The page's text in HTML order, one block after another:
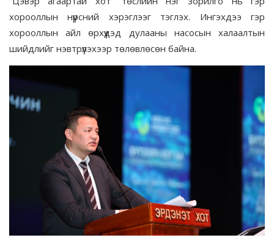
хорооллын нүүрсний хэрэглээг тэглэх. Ингэхдээ гэр
хорооллын айл өрхүүдэд дулааны насосын халаалтын
шийдлийг нэвтрүүлэхээр төлөвлөсөн байна.